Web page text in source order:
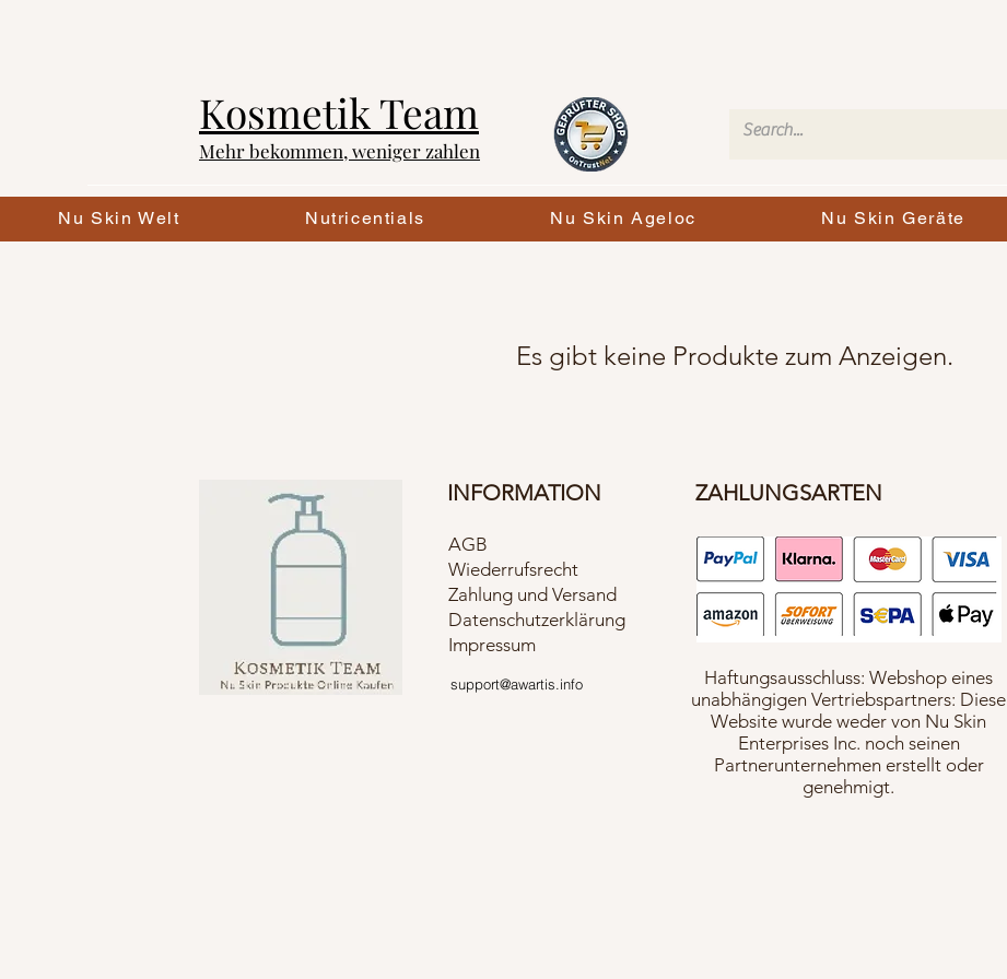
Kosmetik Team
Mehr bekommen, weniger zahlen
Nu Skin Welt Nutricentials Nu Skin Ageloc Nu Skin Geräte
Es gibt keine Produkte zum Anzeigen.
INFORMATION ZAHLUNGSARTEN
AGB
Wiederrufsrecht
Zahlung und Versand
Datenschutzerklärung
Impressum
support@awartis.info
Haftungsausschluss: Webshop eines
unabhängigen Vertriebspartners: Diese
Website wurde weder von Nu Skin
Enterprises Inc. noch seinen
Partnerunternehmen erstellt oder
genehmigt.